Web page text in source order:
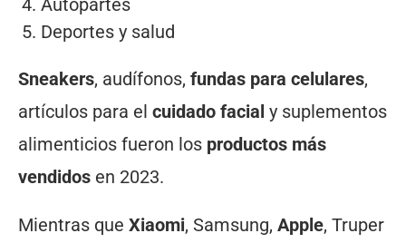
Autopartes
Deportes y salud
Sneakers, audífonos, fundas para celulares,
artículos para el cuidado facial y suplementos
alimenticios fueron los productos más
vendidos en 2023.
Mientras que Xiaomi, Samsung, Apple, Truper